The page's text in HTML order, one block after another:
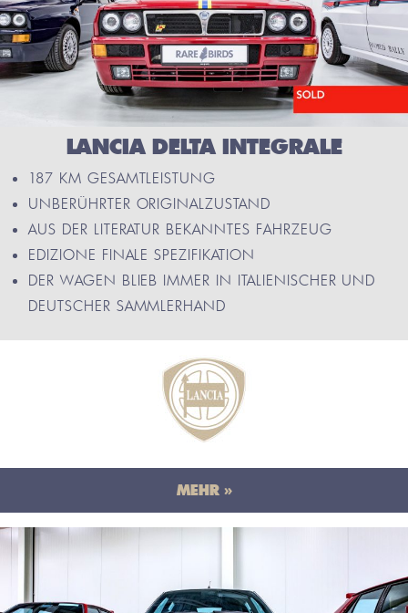
LANCIA DELTA INTEGRALE
187 KM GESAMTLEISTUNG
UNBERÜHRTER ORIGINALZUSTAND
AUS DER LITERATUR BEKANNTES FAHRZEUG
EDIZIONE FINALE SPEZIFIKATION
DER WAGEN BLIEB IMMER IN ITALIENISCHER UND
DEUTSCHER SAMMLERHAND
MEHR »